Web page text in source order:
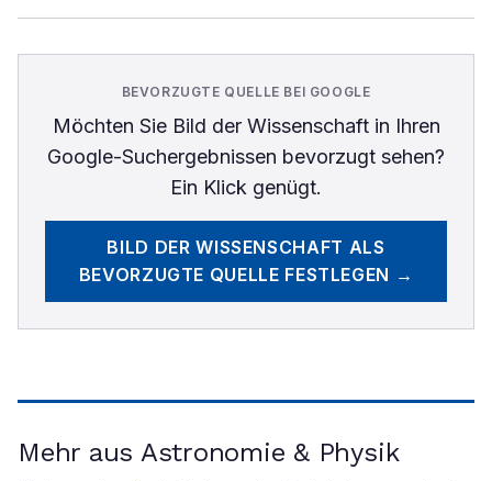
BEVORZUGTE QUELLE BEI GOOGLE
Möchten Sie Bild der Wissenschaftin Ihren
Google-Suchergebnissen bevorzugt sehen?
Ein Klick genügt.
BILD DER WISSENSCHAFT ALS
BEVORZUGTE QUELLE FESTLEGEN →
Mehr aus Astronomie & Physik